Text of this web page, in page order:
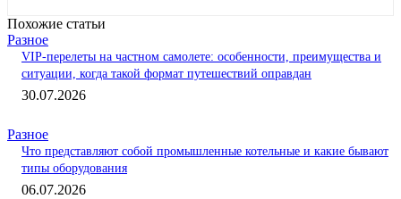
Похожие статьи
Разное
VIP-перелеты на частном самолете: особенности, преимущества и
ситуации, когда такой формат путешествий оправдан
30.07.2026
Разное
Что представляют собой промышленные котельные и какие бывают
типы оборудования
06.07.2026